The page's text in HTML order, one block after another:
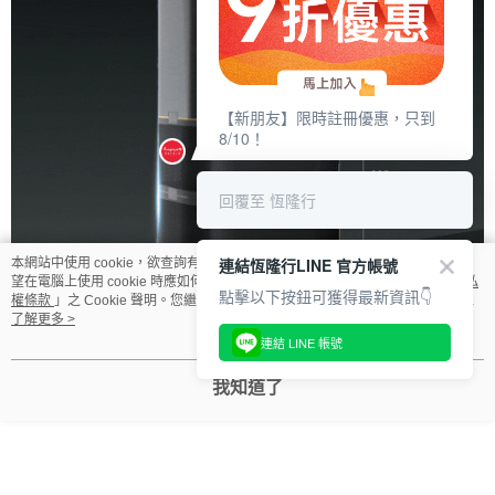
本網站中使用 cookie，欲查詢有關本網站使用 cookie 方式之詳情，及若您不希
望在電腦上使用 cookie 時應如何變更電腦的 cookie 設定，請參閱本網站「
隱私
權條款 」之 Cookie 聲明。您繼續使用本網站即表示您同意本公司得按本網站使
用條款之 Cookie 聲明使用 cookie。
了解更多 >
我知道了
【新朋友】限時註冊優惠，只到
8/10！
回覆至 恆隆行
連結恆隆行LINE 官方帳號
點擊以下按鈕可獲得最新資訊👇
連結 LINE 帳號